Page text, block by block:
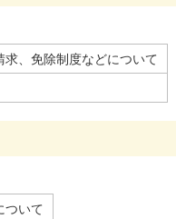
、免除制度などについて
ついて